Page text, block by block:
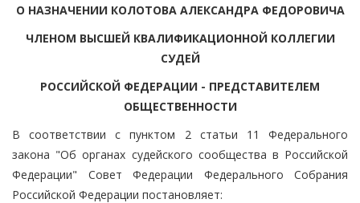
О НАЗНАЧЕНИИ КОЛОТОВА АЛЕКСАНДРА ФЕДОРОВИЧА
ЧЛЕНОМ ВЫСШЕЙ КВАЛИФИКАЦИОННОЙ КОЛЛЕГИИ
СУДЕЙ
РОССИЙСКОЙ ФЕДЕРАЦИИ - ПРЕДСТАВИТЕЛЕМ
ОБЩЕСТВЕННОСТИ
В соответствии с пунктом 2 статьи 11 Федерального
закона "Об органах судейского сообщества в Российской
Федерации" Совет Федерации Федерального Собрания
Российской Федерации постановляет: